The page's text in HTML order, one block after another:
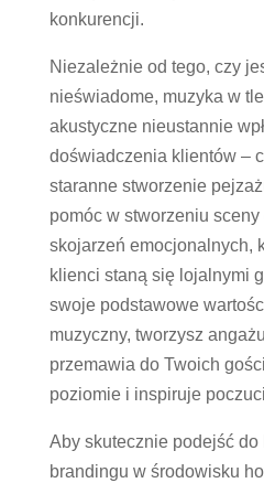
konkurencji.
Niezależnie od tego, czy
nieświadome, muzyka w
akustyczne nieustannie
doświadczenia klientów –
staranne stworzenie
pomóc w stworzeniu
skojarzeń emocjonalnych,
klienci staną się lojalnymi
swoje podstawowe
muzyczny, tworzysz
przemawia do Twoich
poziomie i inspiruje
Aby skutecznie podejść do
brandingu w środowisku